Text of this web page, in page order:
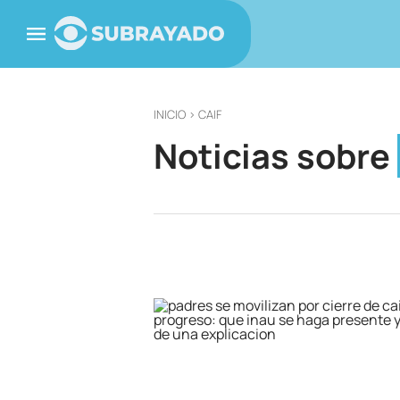
INICIO > CAIF
Noticias sobre